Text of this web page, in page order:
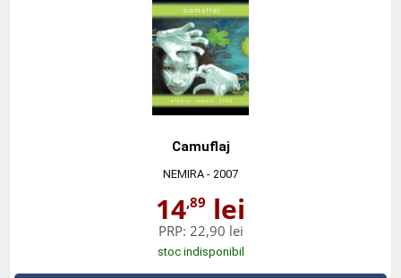
Camuflaj
NEMIRA - 2007
14,89 lei
PRP: 22,90 lei
stoc indisponibil